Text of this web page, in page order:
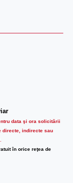
data şi ora solicitării
directe, indirecte sau
în orice reţea de